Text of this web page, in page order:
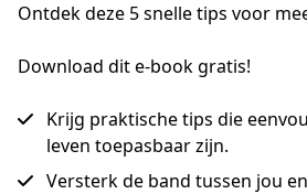
Ontdek deze 5 snelle tips voor
Download dit e-book gratis!
Krijg praktische tips die
leven toepasbaar zijn.
Versterk de band tussen jou